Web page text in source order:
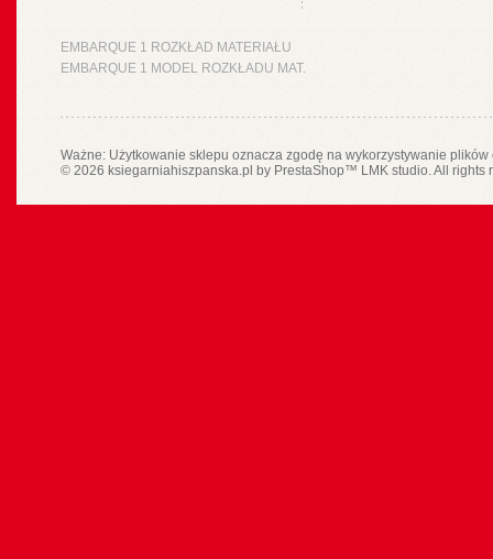
EMBARQUE 1 ROZKŁAD MATERIAŁU
EMBARQUE 1 MODEL ROZKŁADU MAT.
Ważne: Użytkowanie sklepu oznacza zgodę na wykorzystywanie
© 2026 ksiegarniahiszpanska.pl by PrestaShop™ LMK studio. All rights